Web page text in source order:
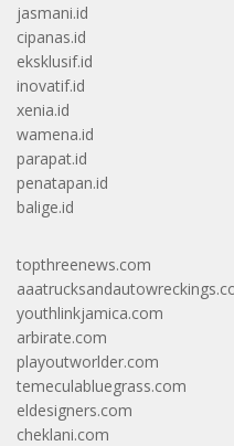
jasmani.id
cipanas.id
eksklusif.id
inovatif.id
xenia.id
wamena.id
parapat.id
penatapan.id
balige.id
topthreenews.com
youthlinkjamica.com
arbirate.com
playoutworlder.com
temeculabluegrass.com
eldesigners.com
cheklani.com